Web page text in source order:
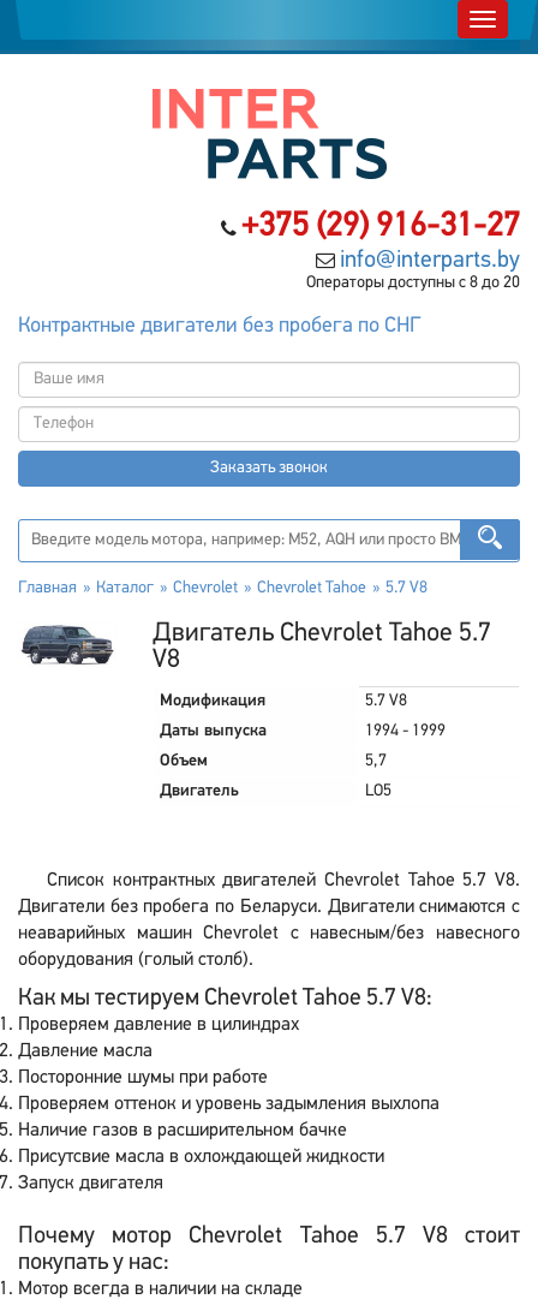
+375 (29) 916-31-27
info@interparts.by
Операторы доступны с 8 до 20
Контрактные двигатели без пробега по СНГ
Заказать звонок
Главная Каталог Chevrolet Chevrolet Tahoe 5.7 V8
Двигатель Chevrolet Tahoe 5.7
V8
Модификация
5.7 V8
Даты выпуска
1994 - 1999
Объем
5,7
Двигатель
LO5
Список контрактных двигателей Chevrolet Tahoe 5.7 V8.
Двигатели без пробега по Беларуси. Двигатели снимаются с
неаварийных машин Chevrolet с навесным/без навесного
оборудования (голый столб).
Как мы тестируем Chevrolet Tahoe 5.7 V8:
Проверяем давление в цилиндрах
Давление масла
Посторонние шумы при работе
Проверяем оттенок и уровень задымления выхлопа
Наличие газов в расширительном бачке
Присутсвие масла в охлождающей жидкости
Запуск двигателя
Почему мотор Chevrolet Tahoe 5.7 V8 стоит
покупать у нас:
Мотор всегда в наличии на складе